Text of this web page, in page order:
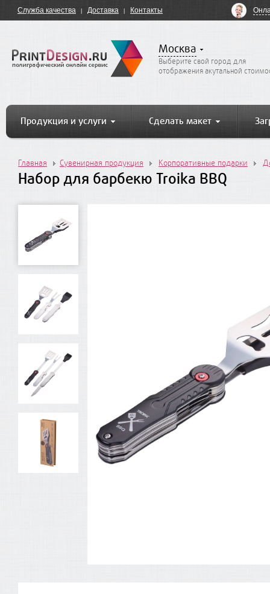
Служба качества Доставка Контакты
Москва
Выберите свой город для
отображения акутальной
Продукция и услуги Сделать макет
Главная Сувенирная продукция Корпоративные подарки
Набор для барбекю Troika BBQ